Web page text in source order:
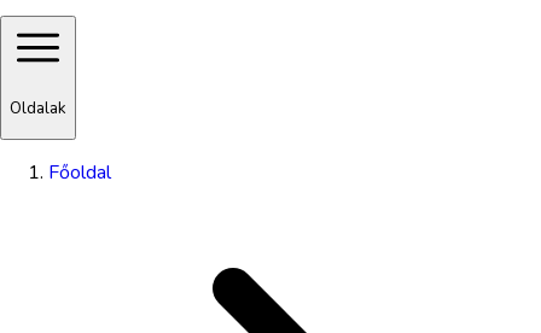
Oldalak
Főoldal